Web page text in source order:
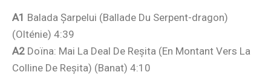
A1 Balada Şarpelui (Ballade Du Serpent-dragon)
(Olténie) 4:39
A2 Doïna: Mai La Deal De Reşita (En Montant Vers La
Colline De Reşita) (Banat) 4:10